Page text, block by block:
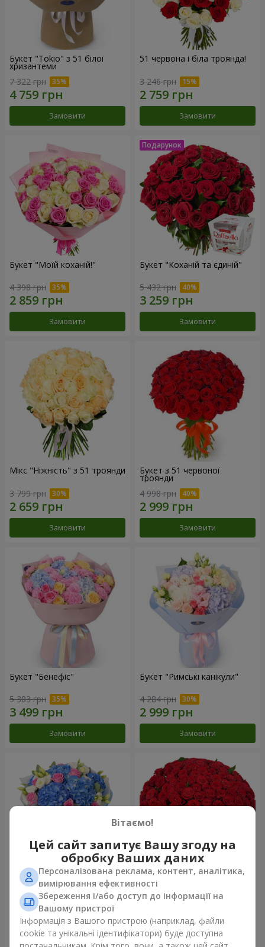
Букет "Tokio" з 51 білої
хризантеми
7 322 грн
Замовити
51 червона і біла троянда!
3 246 грн
Замовити
Букет "Моїй коханій!"
4 398 грн
Замовити
Букет "Коханій та єдиній"
5 432 грн
Замовити
Мікс "Ніжність" з 51 троянди
3 799 грн
Замовити
Букет з 51 червоної
троянди
4 998 грн
Замовити
Букет "Бенефіс"
5 383 грн
Замовити
Букет "Римські канікули"
4 284 грн
Замовити
Букет "Небесна акварель"
6 998 грн
Замовити
101 червона троянда
Замовити
Вітаємо!
Цей сайт запитує Вашу згоду на
обробку Ваших даних
Персоналізована реклама, контент, аналітика,
вимірювання ефективності
Збереження і/або доступ до інформації на
Вашому пристрої
Інформація з Вашого пристрою (наприклад, файли
cookie та унікальні ідентифікатори) буде доступна